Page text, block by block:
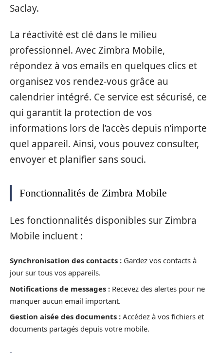
Saclay.
La réactivité est clé dans le milieu
professionnel. Avec Zimbra Mobile,
répondez à vos emails en quelques clics et
organisez vos rendez-vous grâce au
calendrier intégré. Ce service est sécurisé, ce
qui garantit la protection de vos
informations lors de l’accès depuis n’importe
quel appareil. Ainsi, vous pouvez consulter,
envoyer et planifier sans souci.
Fonctionnalités de Zimbra Mobile
Les fonctionnalités disponibles sur Zimbra
Mobile incluent :
Synchronisation des contacts : Gardez vos contacts à
jour sur tous vos appareils.
Notifications de messages : Recevez des alertes pour ne
manquer aucun email important.
Gestion aisée des documents : Accédez à vos fichiers et
documents partagés depuis votre mobile.